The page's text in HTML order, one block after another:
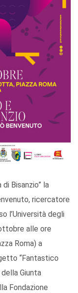
Bisanzio” la
ricercatore
l’Università degli
alle ore
Roma) a
“Fantastico
Giunta
Fondazione